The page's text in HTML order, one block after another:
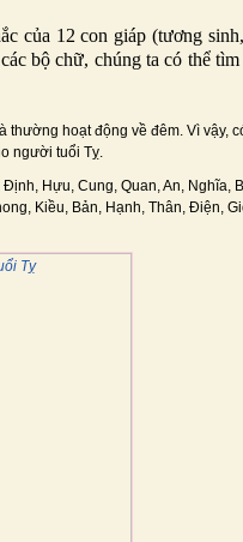
của 12 con giáp (tương
bộ chữ, chúng ta có thể tìm
thường hoạt động về đêm. Vì vậy,
người tuổi Tỵ.
Hựu, Cung, Quan, An, Nghĩa,
Kiều, Bản, Hạnh, Thân, Điện,